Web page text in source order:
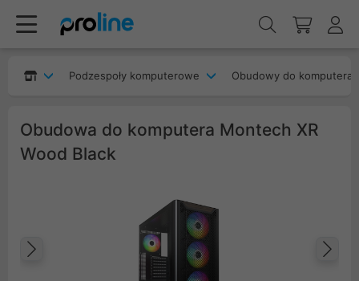
Podzespoły komputerowe Obudowy do komputera
Obudowa do komputera Montech XR
Wood Black
Poprzedni